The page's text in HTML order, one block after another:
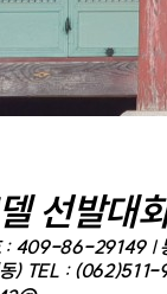
선발대
: 409-86-29149 |
) TEL :